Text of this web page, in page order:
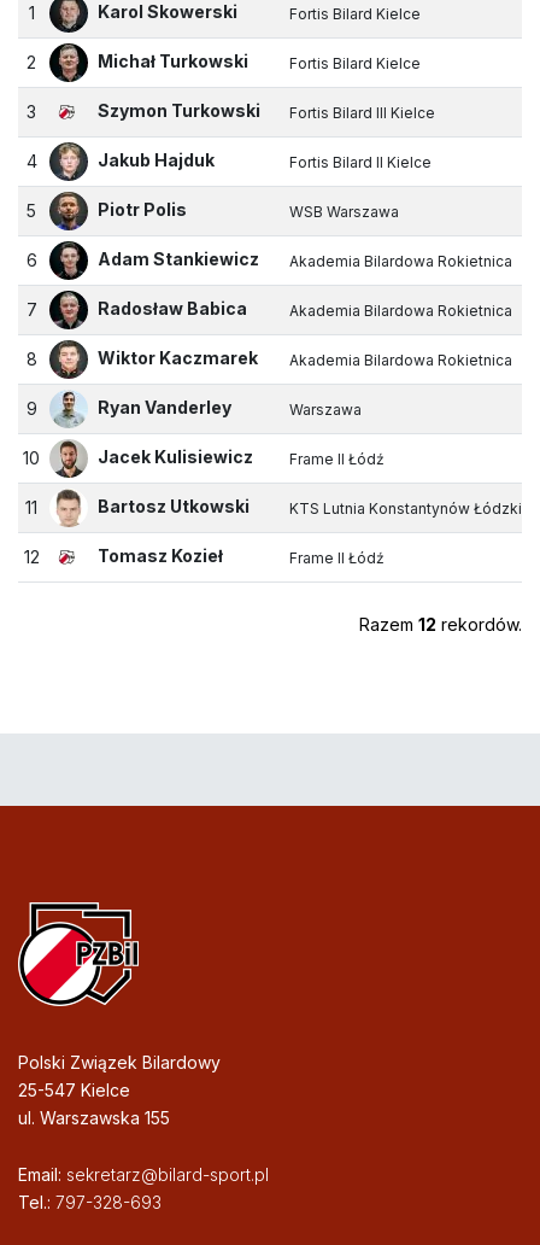
1 Karol Skowerski Fortis Bilard Kielce
2 Michał Turkowski Fortis Bilard Kielce
3 Szymon Turkowski Fortis Bilard III Kielce
4 Jakub Hajduk Fortis Bilard II Kielce
5 Piotr Polis WSB Warszawa
6 Adam Stankiewicz Akademia Bilardowa Rokietnica
7 Radosław Babica Akademia Bilardowa Rokietnica
8 Wiktor Kaczmarek Akademia Bilardowa Rokietnica
9 Ryan Vanderley Warszawa
10 Jacek Kulisiewicz Frame II Łódź
11 Bartosz Utkowski KTS Lutnia Konstantynów Łódzki
12 Tomasz Kozieł Frame II Łódź
Razem 12 rekordów.
Polski Związek Bilardowy
25-547 Kielce
ul. Warszawska 155
Email: sekretarz@bilard-sport.pl
Tel.: 797-328-693